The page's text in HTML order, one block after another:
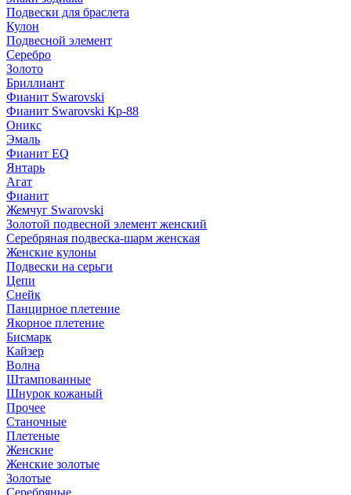
Подвески для браслета
Кулон
Подвесной элемент
Серебро
Золото
Бриллиант
Фианит Swarovski
Фианит Swarovski Кр-88
Оникс
Эмаль
Фианит EQ
Янтарь
Агат
Фианит
Жемчуг Swarovski
Золотой подвесной элемент женcкий
Серебряная подвеска-шарм женская
Женские кулоны
Подвески на серьги
Цепи
Снейк
Панцирное плетение
Якорное плетение
Бисмарк
Кайзер
Волна
Штампованные
Шнурок кожаный
Прочее
Станочные
Плетеные
Женские
Женские золотые
Золотые
Серебряные